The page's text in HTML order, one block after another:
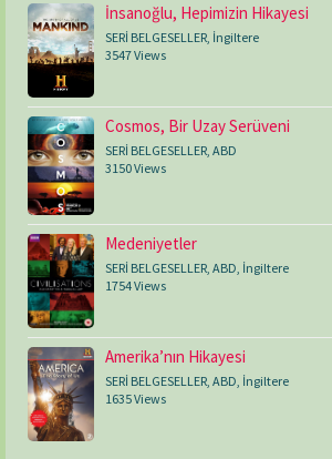
İnsanoğlu, Hepimizin Hikayesi
SERİ BELGESELLER İngiltere
3547 Views
Cosmos, Bir Uzay Serüveni
SERİ BELGESELLER, ABD
3150 Views
Medeniyetler
SERİ BELGESELLER ABD İngiltere
1754 Views
Amerika’nın Hikayesi
SERİ BELGESELLER, ABD, İngiltere
1635 Views